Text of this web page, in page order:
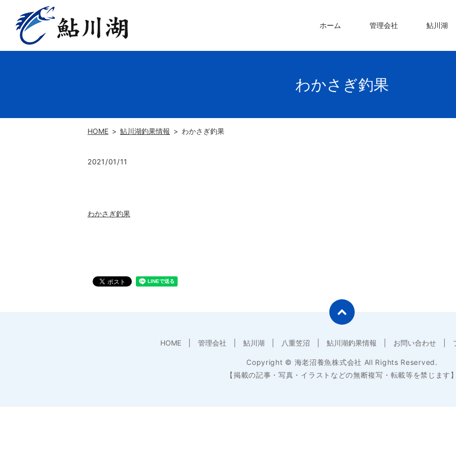
ホーム 管理会社 鮎川湖
わかさぎ釣果
HOME 鮎川湖釣果情報 わかさぎ釣果
2021/01/11
わかさぎ釣果
HOME 管理会社 鮎川湖 八重笠沼 鮎川湖釣果情報 お問い合わせ
Copyright © 海老沼養魚株式会社 All Rights Reserved.
【掲載の記事・写真・イラストなどの無断複写・転載等を禁じます】